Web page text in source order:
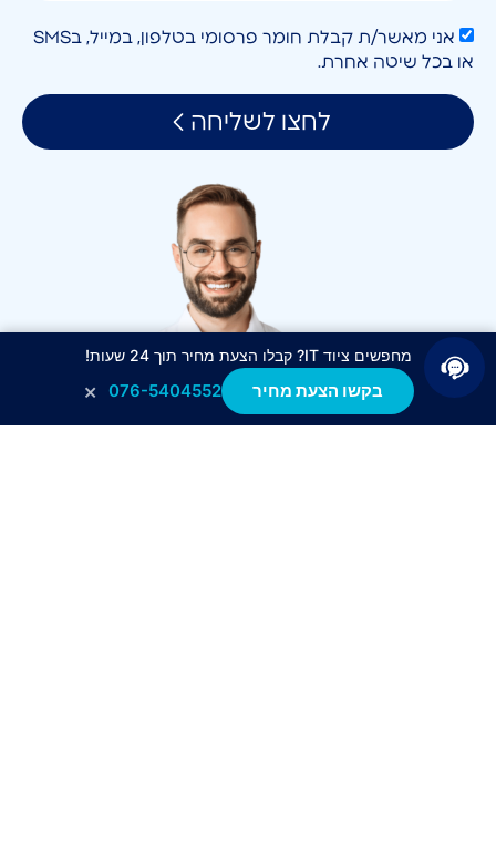
אני מאשר/ת קבלת חומר פרסומי בטלפון, במייל, בSMS
או בכל שיטה אחרת.
לחצו לשליחה
מחפשים ציוד IT? קבלו הצעת מחיר תוך 24 שעות!
בקשו הצעת מחיר 076-5404552
×